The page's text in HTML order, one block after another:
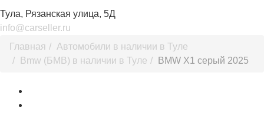
Тула, Рязанская улица, 5Д
info@carseller.ru
Главная
Автомобили в наличии в Туле
Bmw (БМВ) в наличии в Туле
BMW X1 серый 2025